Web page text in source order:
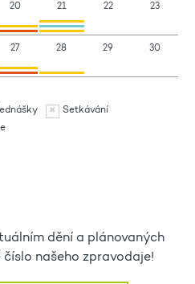
20 21 22 23
27 28 29 30
Setkávání
dění a plánovaných
číslo našeho zpravodaje!